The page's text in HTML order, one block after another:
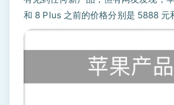
和 8 Plus 之前的价格分别是 5888 元